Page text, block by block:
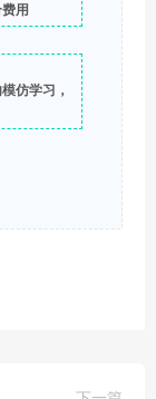
用
仿学习，